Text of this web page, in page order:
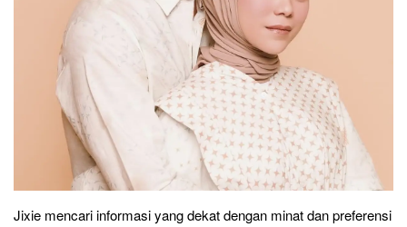
Jixie mencari informasi yang dekat dengan minat dan preferensi